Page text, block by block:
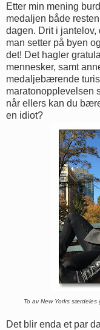
Etter min mening
medaljen både
dagen. Drit i jantelov,
man setter på byen
det! Det hagler
mennesker, samt
medaljebærende
maratonopplevelsen
når ellers kan du
en idiot?
To av New Yorks
Det blir enda et par